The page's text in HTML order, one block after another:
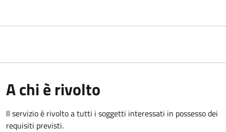
A chi è rivolto
Il servizio è rivolto a tutti i soggetti interessati in possesso dei
requisiti previsti.